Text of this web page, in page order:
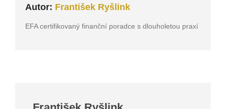
Autor: František Ryšlink
EFA certifikovaný finanční poradce s dlouholetou praxí